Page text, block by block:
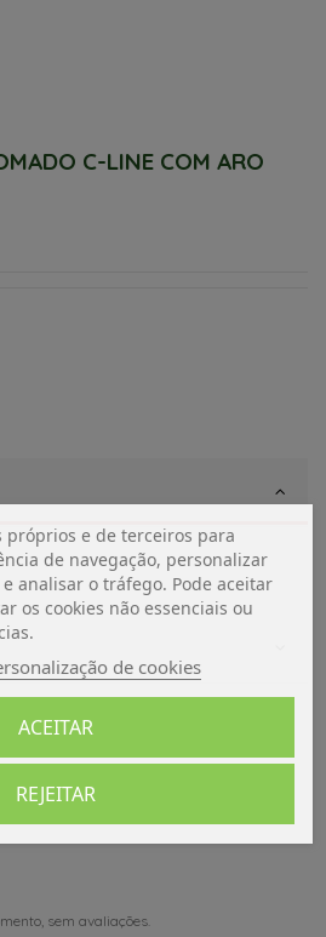
C-LINE COM ARO
sem avaliações.
próprios e de terceiros para
de navegação, personalizar
analisar o tráfego. Pode aceitar
os cookies não essenciais ou
de cookies
REJEITAR
ACEITAR